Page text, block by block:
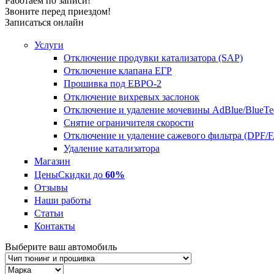
Звоните перед приездом!
Записаться онлайн
Услуги
Отключение продувки катализатора (SAP)
Отключение клапана ЕГР
Прошивка под ЕВРО-2
Отключение вихревых заслонок
Отключение и удаление мочевины AdBlue/
Снятие ограничителя скорости
Отключение и удаление сажевого фильтра (DPF/
Удаление катализатора
Магазин
ЦеныСкидки до 60%
Отзывы
Наши работы
Статьи
Контакты
Выберите ваш автомобиль